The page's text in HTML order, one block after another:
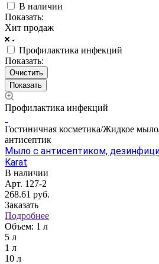
В наличии
Показать:
Хит продаж
Профилактика инфекций
Показать:
Очистить
Профилактика инфекций
Гостиничная косметика/Жидкое
антисептик
Мыло с антисептиком,
Karat
В наличии
Арт. 127-2
268.61 руб.
Заказать
Подробнее
Объем: 1 л
5 л
1 л
10 л